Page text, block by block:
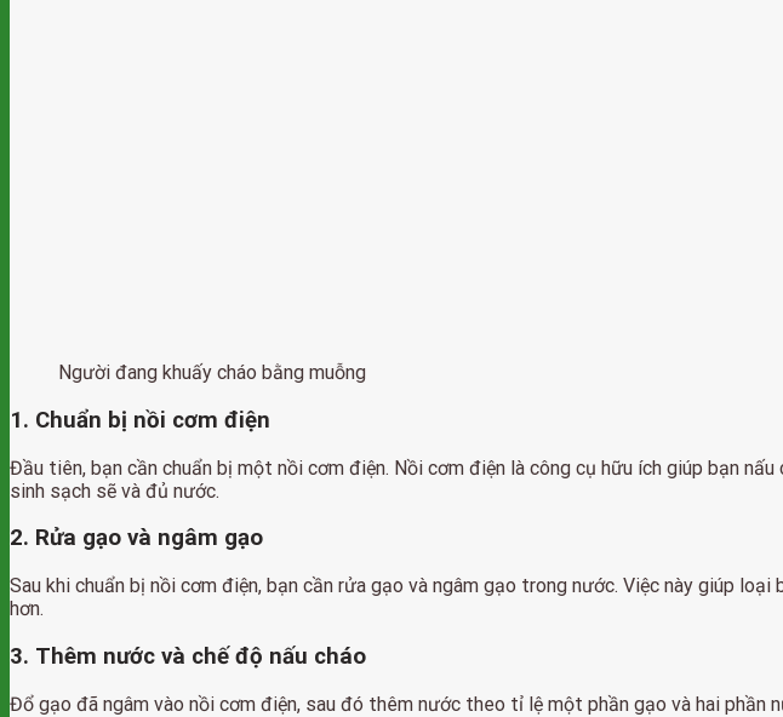
Người đang khuấy cháo bằng muỗng
1. Chuẩn bị nồi cơm điện
Đầu tiên, bạn cần chuẩn bị một nồi cơm điện. Nồi cơm điện là công cụ hữu ích giúp bạn
sinh sạch sẽ và đủ nước.
2. Rửa gạo và ngâm gạo
Sau khi chuẩn bị nồi cơm điện, bạn cần rửa gạo và ngâm gạo trong nước. Việc này giúp
hơn.
3. Thêm nước và chế độ nấu cháo
Đổ gạo đã ngâm vào nồi cơm điện, sau đó thêm nước theo tỉ lệ một phần gạo và hai phần